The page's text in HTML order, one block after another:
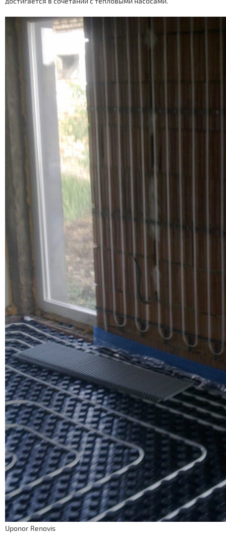
Uponor Renovis